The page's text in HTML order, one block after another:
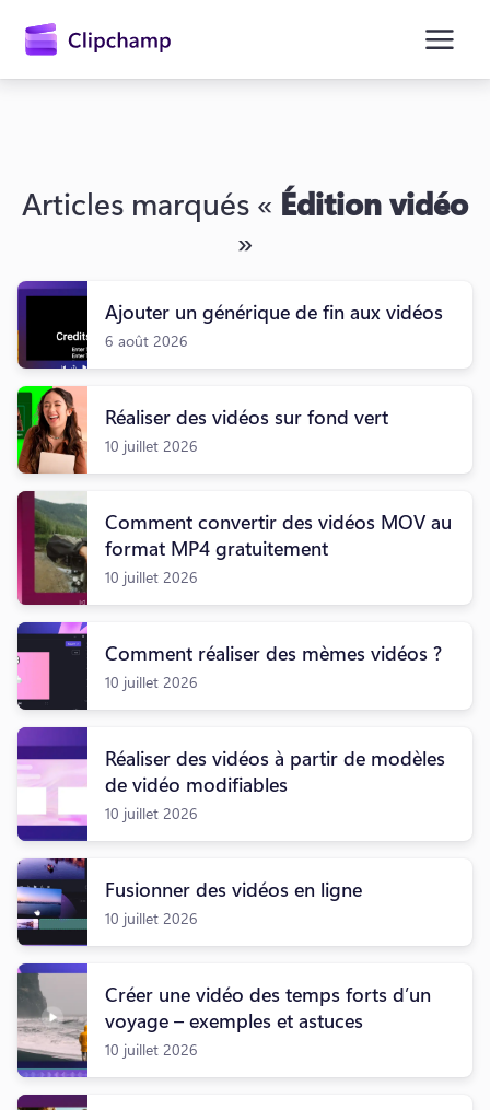
principal
Articles marqués « Édition vidéo
»
Ajouter un générique de fin aux vidéos
6 août 2026
Réaliser des vidéos sur fond vert
10 juillet 2026
Comment convertir des vidéos MOV au
format MP4 gratuitement
10 juillet 2026
Comment réaliser des mèmes vidéos ?
10 juillet 2026
Réaliser des vidéos à partir de modèles
de vidéo modifiables
10 juillet 2026
Fusionner des vidéos en ligne
10 juillet 2026
Créer une vidéo des temps forts d’un
voyage – exemples et astuces
10 juillet 2026